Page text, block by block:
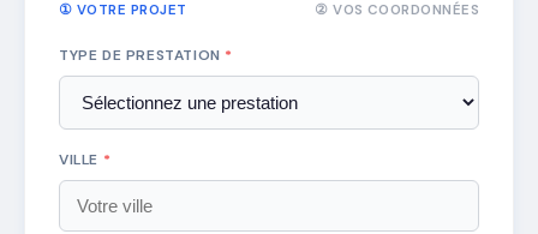
① VOTRE PROJET ② VOS COORDONNÉES
TYPE DE PRESTATION *
VILLE *